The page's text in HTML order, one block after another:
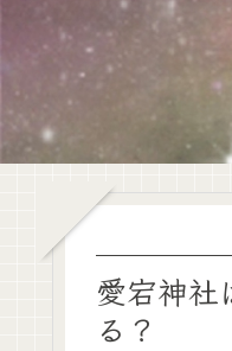
愛宕神社
る？